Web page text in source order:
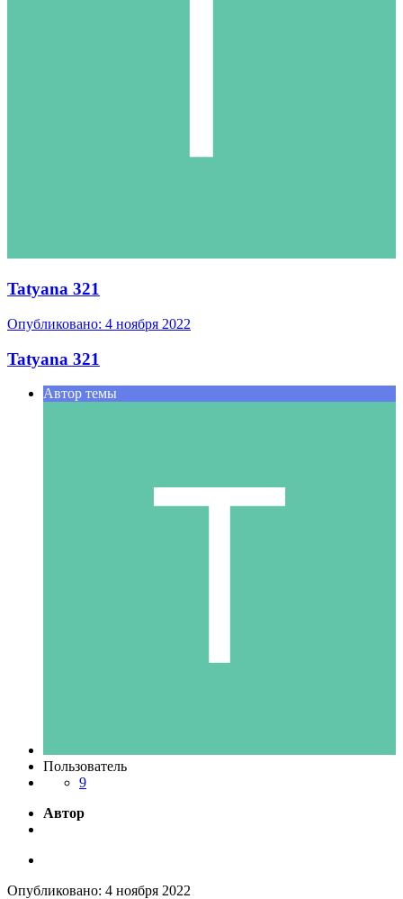
Tatyana 321
Опубликовано: 4 ноября 2022
Tatyana 321
Автор темы
Пользователь
9
Автор
Опубликовано: 4 ноября 2022